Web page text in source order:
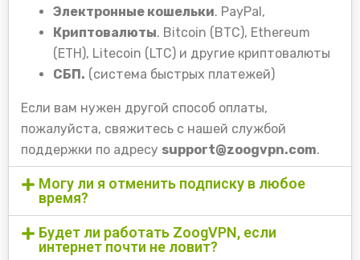
Электронные кошельки. PayPal,
Криптовалюты. Bitcoin (BTC), Ethereum
(ETH), Litecoin (LTC) и другие криптовалюты
СБП. (система быстрых платежей)
Если вам нужен другой способ оплаты,
пожалуйста, свяжитесь с нашей службой
поддержки по адресу support@zoogvpn.com.
Могу ли я отменить подписку в любое
время?
Будет ли работать ZoogVPN, если
интернет почти не ловит?